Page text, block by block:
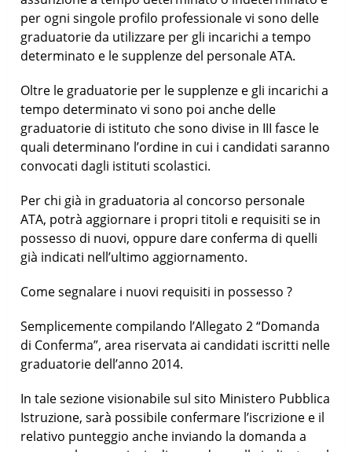
per ogni singole profilo professionale vi sono delle
graduatorie da utilizzare per gli incarichi a tempo
determinato e le supplenze del personale ATA.
Oltre le graduatorie per le supplenze e gli incarichi a
tempo determinato vi sono poi anche delle
graduatorie di istituto che sono divise in III fasce le
quali determinano l’ordine in cui i candidati saranno
convocati dagli istituti scolastici.
Per chi già in graduatoria al concorso personale
ATA, potrà aggiornare i propri titoli e requisiti se in
possesso di nuovi, oppure dare conferma di quelli
già indicati nell’ultimo aggiornamento.
Come segnalare i nuovi requisiti in possesso ?
Semplicemente compilando l’Allegato 2 “Domanda
di Conferma”, area riservata ai candidati iscritti nelle
graduatorie dell’anno 2014.
In tale sezione visionabile sul sito Ministero Pubblica
Istruzione, sarà possibile confermare l’iscrizione e il
relativo punteggio anche inviando la domanda a